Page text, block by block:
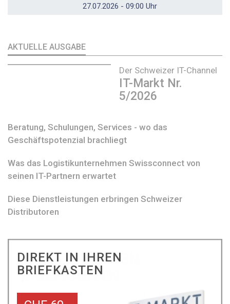
27.07.2026 - 09:00 Uhr
AKTUELLE AUSGABE
Der Schweizer IT-Channel
IT-Markt Nr.
5/2026
Beratung, Schulungen, Services - wo das
Geschäftspotenzial brachliegt
Was das Logistikunternehmen Swissconnect von
seinen IT-Partnern erwartet
Diese Dienstleistungen erbringen Schweizer
Distributoren
DIREKT IN IHREN
BRIEFKASTEN